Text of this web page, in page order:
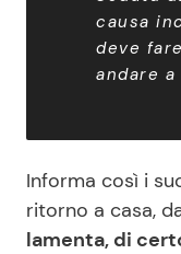
causa
deve
andare a
Informa così i
ritorno a casa,
lamenta, di